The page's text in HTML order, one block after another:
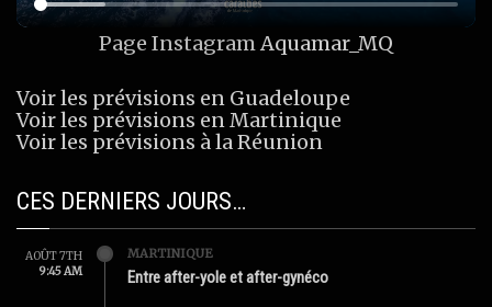
Page InstagramAquamar_MQ
Voir les prévisions en Guadeloupe
Voir les prévisions en Martinique
Voir les prévisions à la Réunion
CES DERNIERS JOURS…
AOÛT 7TH
9:45 AM
MARTINIQUE
Entre after-yole et after-gynéco